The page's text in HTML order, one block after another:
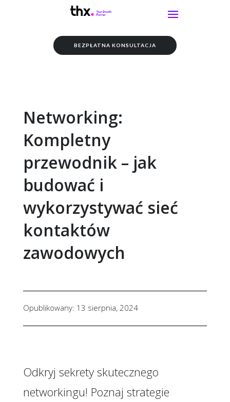
BEZPŁATNA KONSULTACJA
Networking:
Kompletny
przewodnik – jak
budować i
wykorzystywać sieć
kontaktów
zawodowych
Opublikowany: 13 sierpnia, 2024
Odkryj sekrety skutecznego
networkingu! Poznaj strategie